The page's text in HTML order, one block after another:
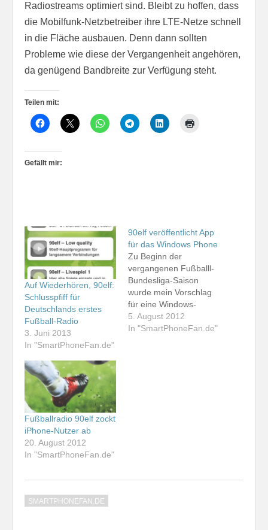
Radiostreams optimiert sind. Bleibt zu hoffen, dass
die Mobilfunk-Netzbetreiber ihre LTE-Netze schnell
in die Fläche ausbauen. Denn dann sollten
Probleme wie diese der Vergangenheit angehören,
da genügend Bandbreite zur Verfügung steht.
Teilen mit:
Gefällt mir:
Auf Wiederhören, 90elf:
Schlusspfiff für
Deutschlands erstes
Fußball-Radio
3. Juni 2013
In "SmartPhoneFan.de"
90elf veröffentlicht App
für das Windows Phone
Zu Beginn der
vergangenen Fußballl-
Bundesliga-Saison
wurde mein Vorschlag
für eine Windows-
Phone-App des
Fußball-Radios 90elf
5. August 2012
In "SmartPhoneFan.de"
Fußballradio 90elf zockt
iPhone-Nutzer ab
20. August 2012
In "SmartPhoneFan.de"
SMARTPHONEFAN.DE